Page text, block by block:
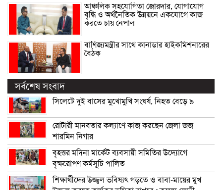
আঞ্চলিক সহযোগিতা জোরদার, যোগাযোগ
বৃদ্ধি ও অর্থনৈতিক উন্নয়নে একযোগে কাজ
করতে চায় নেপাল
বাণিজ্যমন্ত্রীর সাথে কানাডার হাইকমিশনারের
বৈঠক
সর্বশেষ সংবাদ
সিলেটে দুই বাসের মুখোমুখি সংঘর্ষ, নিহত বেড়ে ৯
রোটারী মানবতার কল্যাণে কাজ করছেন জেলা জজ
শারমিন নিগার
বৃহত্তর মদিনা মার্কেট ব্যবসায়ী সমিতির উদ্যোগে
বৃক্ষরোপণ কর্মসূচি পালিত
শিক্ষার্থীদের উজ্জ্বল ভবিষ্যৎ গড়তে ও বাবা-মায়ের মুখ